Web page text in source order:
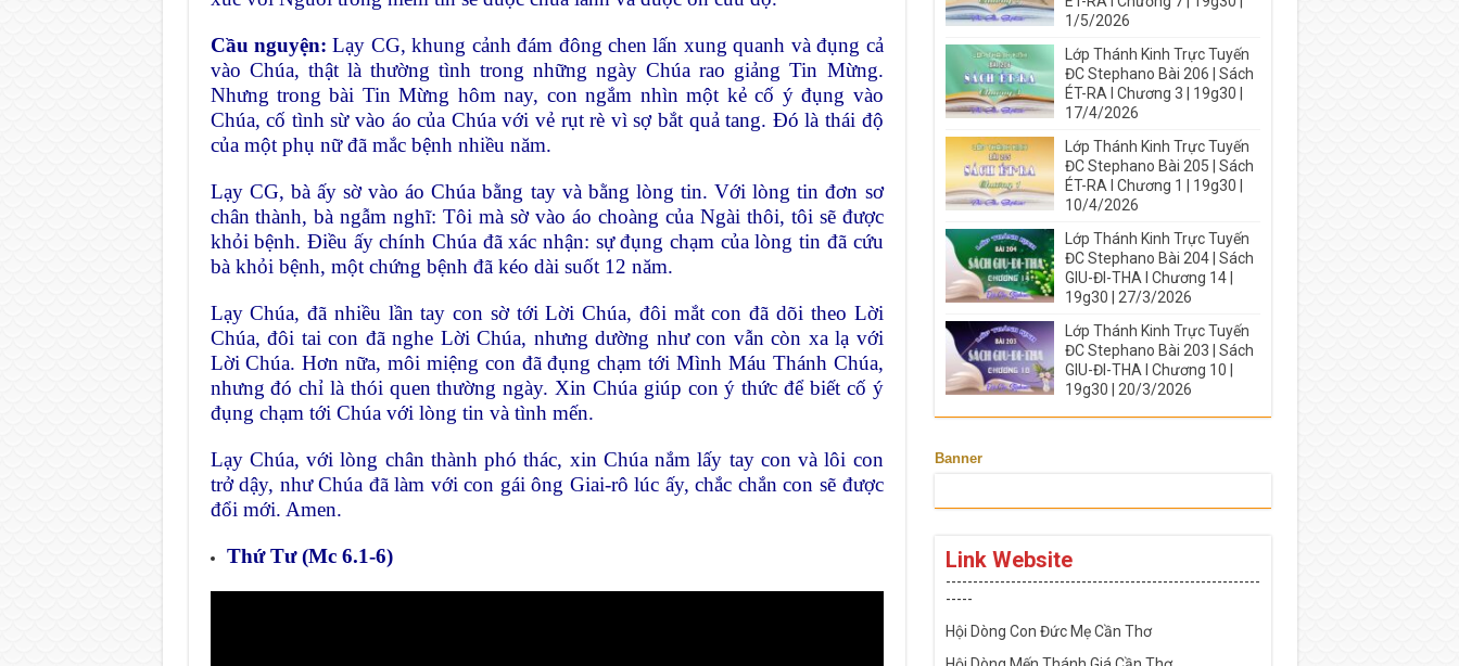
Cầu nguyện: Lạy CG, khung cảnh đám đông chen lấn xung quanh và đụng cả
vào Chúa, thật là thường tình trong những ngày Chúa rao giảng Tin Mừng.
Nhưng trong bài Tin Mừng hôm nay, con ngắm nhìn một kẻ cố ý đụng vào
Chúa, cố tình sừ vào áo của Chúa với vẻ rụt rè vì sợ bắt quả tang. Đó là thái độ
của một phụ nữ đã mắc bệnh nhiều năm.
Lạy CG, bà ấy sờ vào áo Chúa bằng tay và bằng lòng tin. Với lòng tin đơn sơ
chân thành, bà ngẫm nghĩ: Tôi mà sờ vào áo choàng của Ngài thôi, tôi sẽ được
khỏi bệnh. Điều ấy chính Chúa đã xác nhận: sự đụng chạm của lòng tin đã cứu
bà khỏi bệnh, một chứng bệnh đã kéo dài suốt 12 năm.
Lạy Chúa, đã nhiều lần tay con sờ tới Lời Chúa, đôi mắt con đã dõi theo Lời
Chúa, đôi tai con đã nghe Lời Chúa, nhưng dường như con vẫn còn xa lạ với
Lời Chúa. Hơn nữa, môi miệng con đã đụng chạm tới Mình Máu Thánh Chúa,
nhưng đó chỉ là thói quen thường ngày. Xin Chúa giúp con ý thức để biết cố ý
đụng chạm tới Chúa với lòng tin và tình mến.
Lạy Chúa, với lòng chân thành phó thác, xin Chúa nắm lấy tay con và lôi con
trở dậy, như Chúa đã làm với con gái ông Giai-rô lúc ấy, chắc chắn con sẽ được
đổi mới. Amen.
Thứ Tư (Mc 6.1-6)
1/5/2026
Lớp Thánh Kinh Trực Tuyến
ĐC Stephano Bài 206 | Sách
ÉT-RA I Chương 3 | 19g30 |
17/4/2026
Lớp Thánh Kinh Trực Tuyến
ĐC Stephano Bài 205 | Sách
ÉT-RA I Chương 1 | 19g30 |
10/4/2026
Lớp Thánh Kinh Trực Tuyến
ĐC Stephano Bài 204 | Sách
GIU-ĐI-THA I Chương 14 |
19g30 | 27/3/2026
Lớp Thánh Kinh Trực Tuyến
ĐC Stephano Bài 203 | Sách
GIU-ĐI-THA I Chương 10 |
19g30 | 20/3/2026
Banner
Link Website
----------------------------------------------------------
-----
Hội Dòng Con Đức Mẹ Cần Thơ